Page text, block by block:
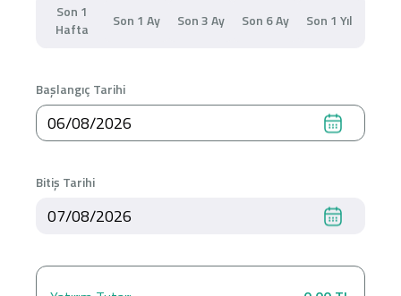
Şube ve ATM’ler
İletişim
Ürün ve Hizmet Ücretleri
Yatırım
Son 1
Hafta
Son 1 Ay Son 3 Ay Son 6 Ay Son 1 Yıl
Başlangıç Tarihi
Bitiş Tarihi